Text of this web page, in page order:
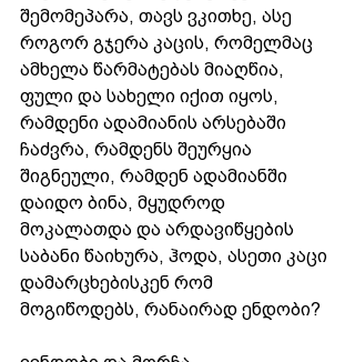
შემომეპარა, თავს ვკითხე, ასე
როგორ გჯერა კაცის, რომელმაც
ამხელა წარმატებას მიაღწია,
ფული და სახელი იქით იყოს,
რამდენი ადამიანის არსებაში
ჩაძვრა, რამდენს შეურყია
შიგნეული, რამდენ ადამიანში
დაიდო ბინა, მყუდროდ
მოკალათდა და არდავიწყების
საბანი წაიხურა, ჰოდა, ასეთი კაცი
დამარცხებისკენ რომ
მოგიწოდებს, რანაირად ენდობი?